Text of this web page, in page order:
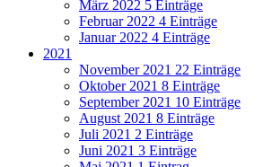
März 2022 5 Einträge
Februar 2022 4 Einträge
Januar 2022 4 Einträge
2021
November 2021 22 Einträge
Oktober 2021 8 Einträge
September 2021 10 Einträge
August 2021 8 Einträge
Juli 2021 2 Einträge
Juni 2021 3 Einträge